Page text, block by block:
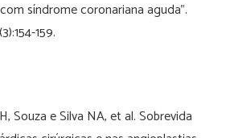
síndrome coronariana aguda”.
159.
Souza e Silva NA, et al. Sobrevida